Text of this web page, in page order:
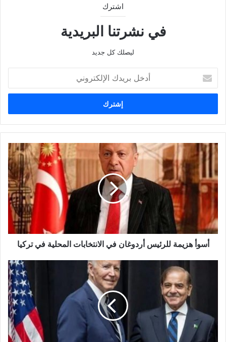
اشترك
في نشرتنا البريدية
ليصلك كل جديد
بريدك
الإلكتروني
أسوأ
هزيمة
للرئيس
أردوغان
في
الانتخابات
المحلية
في
تركيا
أسوأ هزيمة للرئيس أردوغان في الانتخابات المحلية في تركيا
مع
الولايات
المتحدة